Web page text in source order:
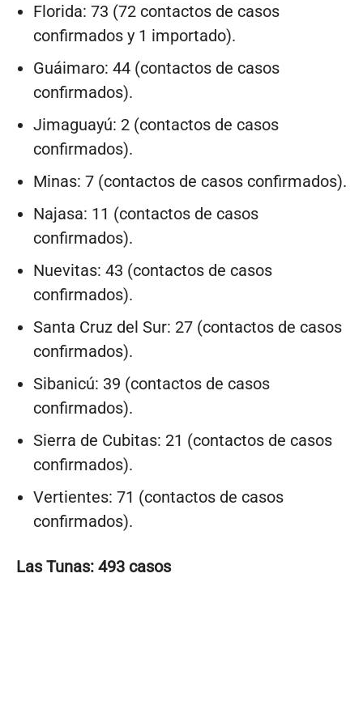
Florida: 73 (72 contactos de casos
confirmados y 1 importado).
Guáimaro: 44 (contactos de casos
confirmados).
Jimaguayú: 2 (contactos de casos
confirmados).
Minas: 7 (contactos de casos confirmados).
Najasa: 11 (contactos de casos
confirmados).
Nuevitas: 43 (contactos de casos
confirmados).
Santa Cruz del Sur: 27 (contactos de casos
confirmados).
Sibanicú: 39 (contactos de casos
confirmados).
Sierra de Cubitas: 21 (contactos de casos
confirmados).
Vertientes: 71 (contactos de casos
confirmados).
Las Tunas: 493 casos